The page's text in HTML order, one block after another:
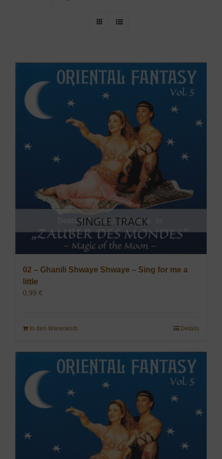
02 – Ghanili Shwaye Shwaye – Sing for me a
little
0,99 €
In den Warenkorb Details